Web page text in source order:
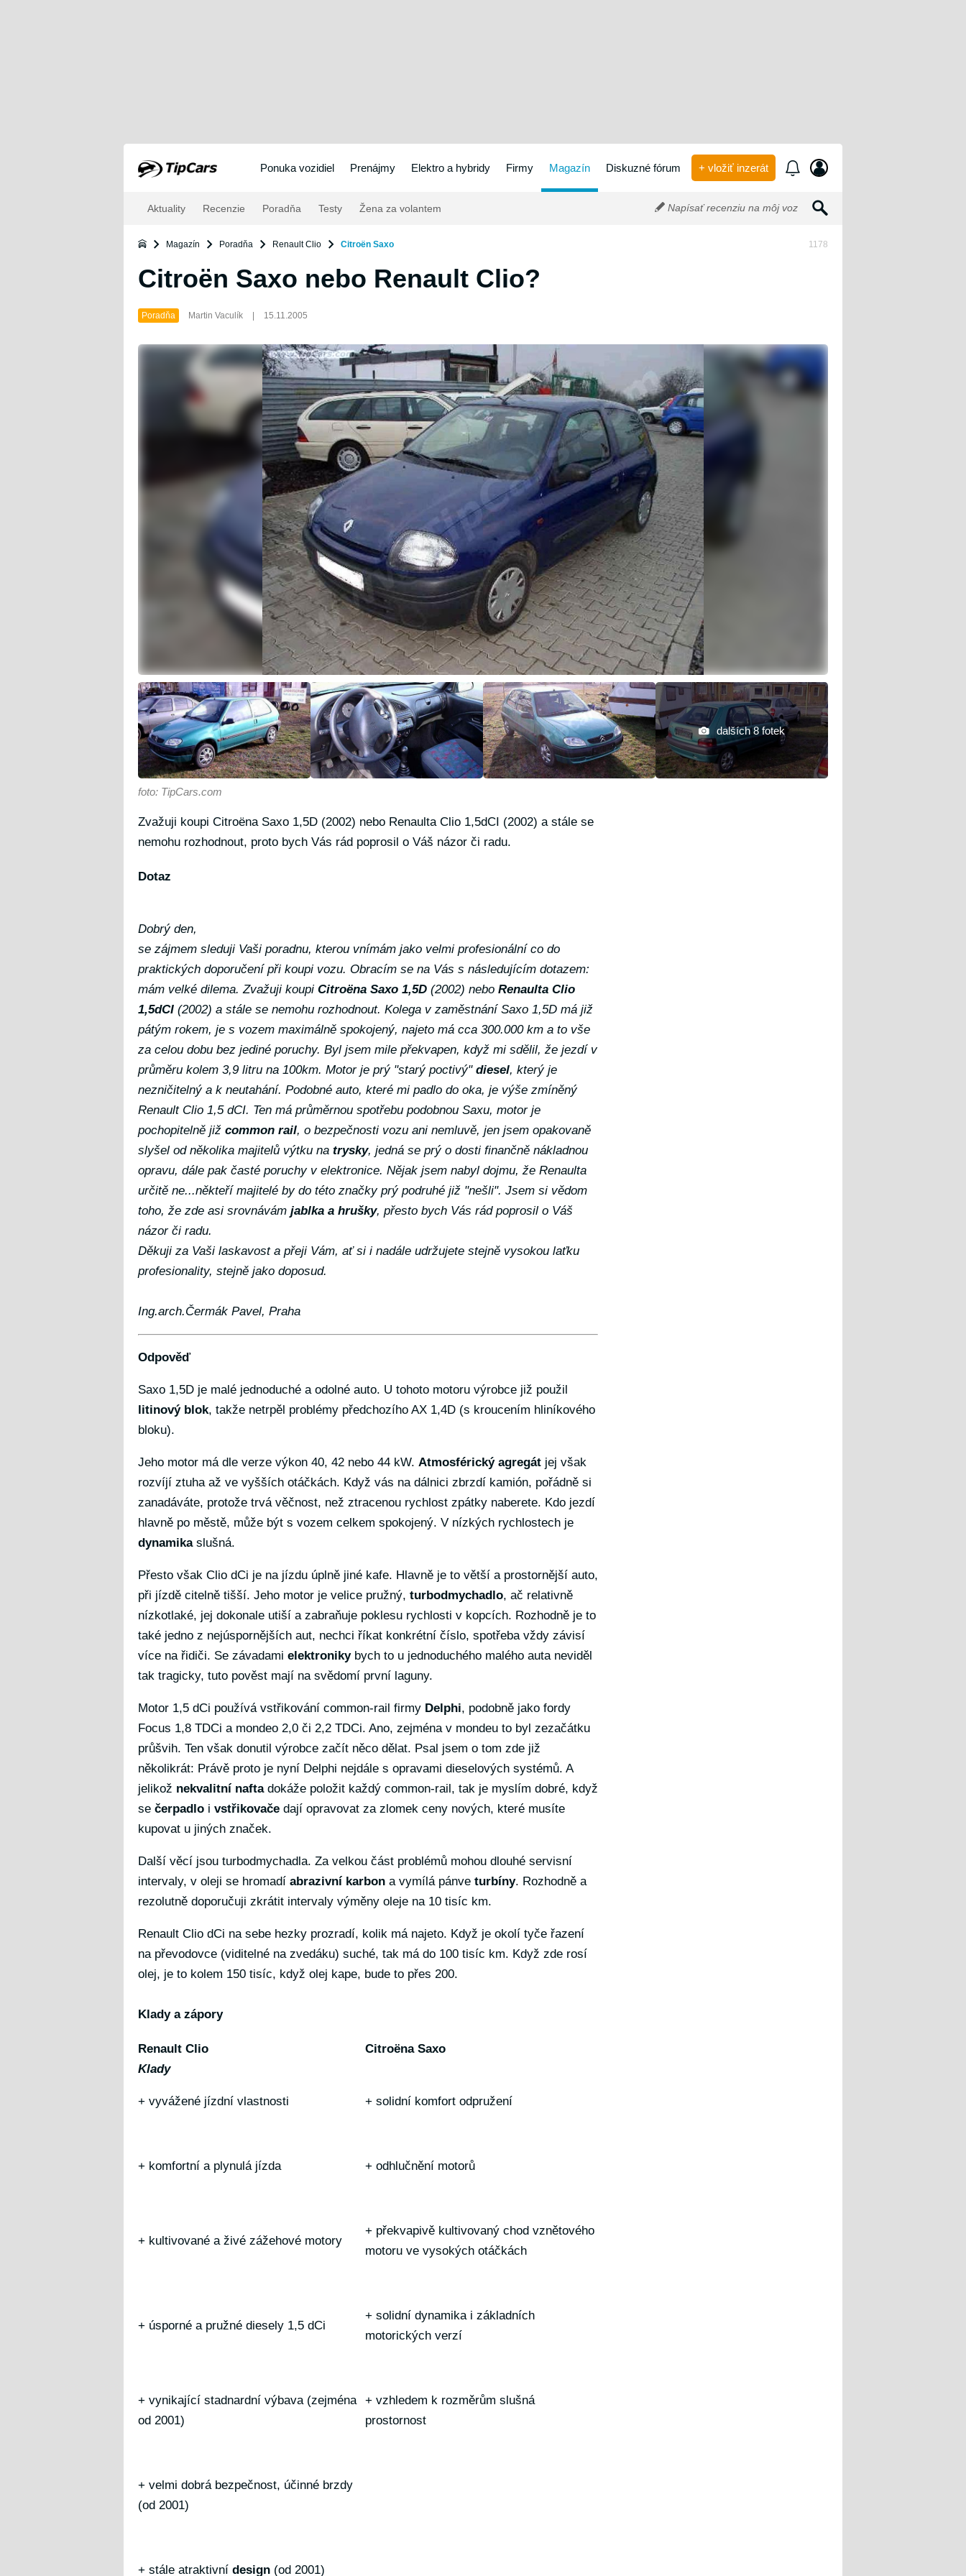
Ponuka vozidiel Prenájmy Elektro a hybridy Firmy Magazín Diskuzné fórum + vložiť inzerát
Aktuality Recenzie Poradňa Testy Žena za volantem Napísať recenziu na môj voz
Magazín Poradňa Renault Clio Citroën Saxo 1178
Citroën Saxo nebo Renault Clio?
Poradňa Martin Vaculík 15.11.2005
dalších 8 fotek
foto: TipCars.com
Zvažuji koupi Citroëna Saxo 1,5D (2002) nebo Renaulta Clio 1,5dCI (2002) a stále se
nemohu rozhodnout, proto bych Vás rád poprosil o Váš názor či radu.
Dotaz
Dobrý den,
se zájmem sleduji Vaši poradnu, kterou vnímám jako velmi profesionální co do
praktických doporučení při koupi vozu. Obracím se na Vás s následujícím dotazem:
mám velké dilema. Zvažuji koupi Citroëna Saxo 1,5D (2002) nebo Renaulta Clio
1,5dCI (2002) a stále se nemohu rozhodnout. Kolega v zaměstnání Saxo 1,5D má již
pátým rokem, je s vozem maximálně spokojený, najeto má cca 300.000 km a to vše
za celou dobu bez jediné poruchy. Byl jsem mile překvapen, když mi sdělil, že jezdí v
průměru kolem 3,9 litru na 100km. Motor je prý "starý poctivý" diesel, který je
nezničitelný a k neutahání. Podobné auto, které mi padlo do oka, je výše zmíněný
Renault Clio 1,5 dCI. Ten má průměrnou spotřebu podobnou Saxu, motor je
pochopitelně již common rail, o bezpečnosti vozu ani nemluvě, jen jsem opakovaně
slyšel od několika majitelů výtku na trysky, jedná se prý o dosti finančně nákladnou
opravu, dále pak časté poruchy v elektronice. Nějak jsem nabyl dojmu, že Renaulta
určitě ne...někteří majitelé by do této značky prý podruhé již "nešli". Jsem si vědom
toho, že zde asi srovnávám jablka a hrušky, přesto bych Vás rád poprosil o Váš
názor či radu.
Děkuji za Vaši laskavost a přeji Vám, ať si i nadále udržujete stejně vysokou laťku
profesionality, stejně jako doposud.
Ing.arch.Čermák Pavel, Praha
Odpověď
Saxo 1,5D je malé jednoduché a odolné auto. U tohoto motoru výrobce již použil
litinový blok, takže netrpěl problémy předchozího AX 1,4D (s kroucením hliníkového
bloku).
Jeho motor má dle verze výkon 40, 42 nebo 44 kW. Atmosférický agregát jej však
rozvíjí ztuha až ve vyšších otáčkách. Když vás na dálnici zbrzdí kamión, pořádně si
zanadáváte, protože trvá věčnost, než ztracenou rychlost zpátky naberete. Kdo jezdí
hlavně po městě, může být s vozem celkem spokojený. V nízkých rychlostech je
dynamika slušná.
Přesto však Clio dCi je na jízdu úplně jiné kafe. Hlavně je to větší a prostornější auto,
při jízdě citelně tišší. Jeho motor je velice pružný, turbodmychadlo, ač relativně
nízkotlaké, jej dokonale utiší a zabraňuje poklesu rychlosti v kopcích. Rozhodně je to
také jedno z nejúspornějších aut, nechci říkat konkrétní číslo, spotřeba vždy závisí
více na řidiči. Se závadami elektronikybych to u jednoduchého malého auta neviděl
tak tragicky, tuto pověst mají na svědomí první laguny.
Motor 1,5 dCi používá vstřikování common-rail firmy Delphi, podobně jako fordy
Focus 1,8 TDCi a mondeo 2,0 či 2,2 TDCi. Ano, zejména v mondeu to byl zezačátku
průšvih. Ten však donutil výrobce začít něco dělat. Psal jsem o tom zde již
několikrát: Právě proto je nyní Delphi nejdále s opravami dieselových systémů. A
jelikož nekvalitní naftadokáže položit každý common-rail, tak je myslím dobré, když
se čerpadlo i vstřikovače dají opravovat za zlomek ceny nových, které musíte
kupovat u jiných značek.
Další věcí jsou turbodmychadla. Za velkou část problémů mohou dlouhé servisní
intervaly, v oleji se hromadí abrazivní karbon a vymílá pánve turbíny. Rozhodně a
rezolutně doporučuji zkrátit intervaly výměny oleje na 10 tisíc km.
Renault Clio dCi na sebe hezky prozradí, kolik má najeto. Když je okolí tyče řazení
na převodovce (viditelné na zvedáku) suché, tak má do 100 tisíc km. Když zde rosí
olej, je to kolem 150 tisíc, když olej kape, bude to přes 200.
Klady a zápory
Renault Clio
Citroëna Saxo
Klady
+ vyvážené jízdní vlastnosti + solidní komfort odpružení
+ komfortní a plynulá jízda + odhlučnění motorů
+ kultivované a živé zážehové motory
+ překvapivě kultivovaný chod vznětového
motoru ve vysokých otáčkách
+ úsporné a pružné diesely 1,5 dCi
+ solidní dynamika i základních
motorických verzí
+ vynikající stadnardní výbava (zejména
od 2001)
+ vzhledem k rozměrům slušná
prostornost
+ velmi dobrá bezpečnost, účinné brzdy
(od 2001)
+ stále atraktivní design (od 2001)